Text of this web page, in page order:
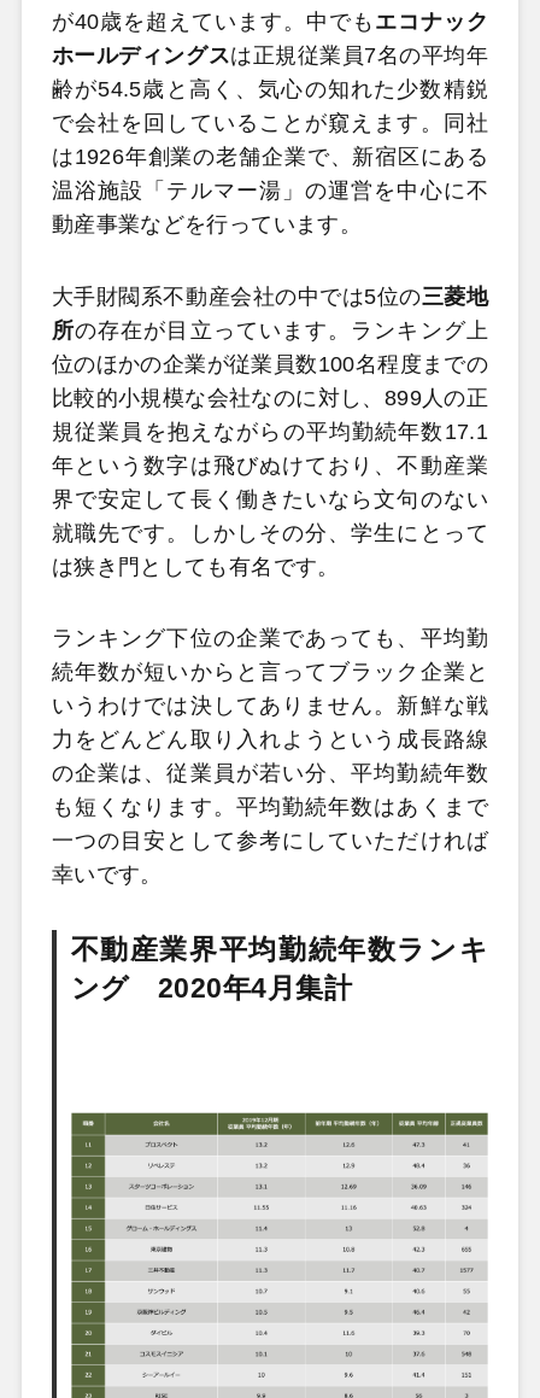
が40歳を超えています。中でも エコナック
ホールディングスは正規従業員7名の平均年
齢が54.5歳と高く、気心の知れた少数精鋭
で会社を回していることが窺えます。同社
は1926年創業の老舗企業で、新宿区にある
温浴施設「テルマー湯」の運営を中心に不
動産事業などを行っています。
大手財閥系不動産会社の中では5位の三菱地
所の存在が目立っています。ランキング上
位のほかの企業が従業員数100名程度までの
比較的小規模な会社なのに対し、899人の正
規従業員を抱えながらの平均勤続年数17.1
年という数字は飛びぬけており、不動産業
界で安定して長く働きたいなら文句のない
就職先です。しかしその分、学生にとって
は狭き門としても有名です。
ランキング下位の企業であっても、平均勤
続年数が短いからと言ってブラック企業と
いうわけでは決してありません。新鮮な戦
力をどんどん取り入れようという成長路線
の企業は、従業員が若い分、平均勤続年数
も短くなります。平均勤続年数はあくまで
一つの目安として参考にしていただければ
幸いです。
不動産業界平均勤続年数ランキ
ング 2020年4月集計